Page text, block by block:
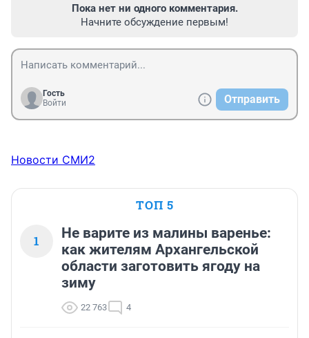
Пока нет ни одного комментария.
Начните обсуждение первым!
Гость
Войти
Отправить
Новости СМИ2
ТОП 5
1
Не варите из малины варенье:
как жителям Архангельской
области заготовить ягоду на
зиму
22 763 4